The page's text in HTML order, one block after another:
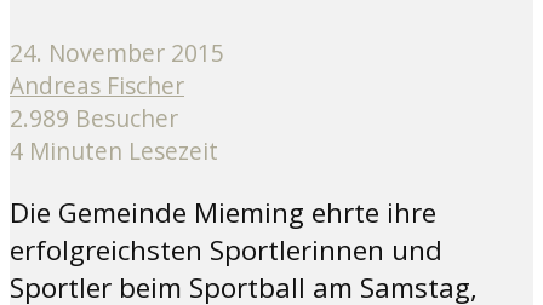
24. November 2015
Andreas Fischer
2.989 Besucher
4 Minuten Lesezeit
Die Gemeinde Mieming ehrte ihre
erfolgreichsten Sportlerinnen und
Sportler beim Sportball am Samstag,